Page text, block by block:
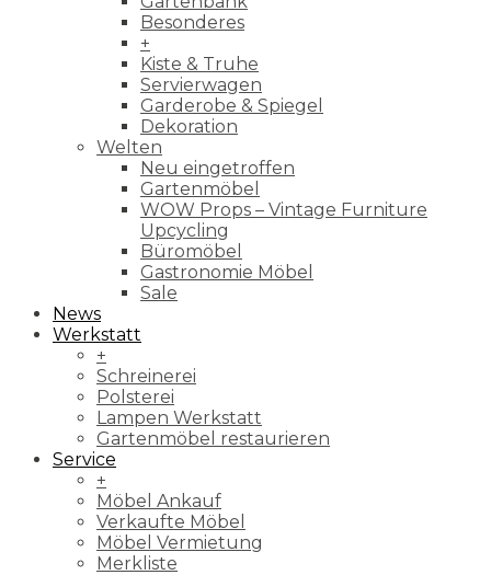
Besonderes
+
Kiste & Truhe
Servierwagen
Garderobe & Spiegel
Dekoration
Welten
Neu eingetroffen
Gartenmöbel
WOW Props – Vintage Furniture
Upcycling
Büromöbel
Gastronomie Möbel
Sale
News
Werkstatt
+
Schreinerei
Polsterei
Lampen Werkstatt
Gartenmöbel restaurieren
Service
+
Möbel Ankauf
Verkaufte Möbel
Möbel Vermietung
Merkliste